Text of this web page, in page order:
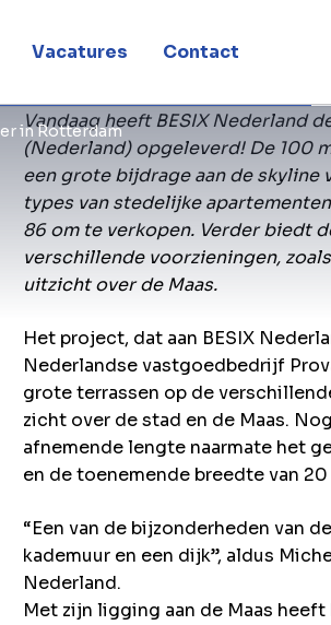
Vacatures Contact
in Rotterdam
Vandaag heeft BESIX Nederland
(Nederland) opgeleverd! De 100
een grote bijdrage aan de skyline
types van stedelijke
86 om te verkopen. Verder biedt
verschillende voorzieningen,
uitzicht over de Maas.
Het project, dat aan BESIX
Nederlandse vastgoedbedrijf
grote terrassen op de
zicht over de stad en de Maas.
afnemende lengte naarmate het
en de toenemende breedte van 20
“Een van de bijzonderheden van
kademuur en een dijk”, aldus
Nederland.
Met zijn ligging aan de Maas